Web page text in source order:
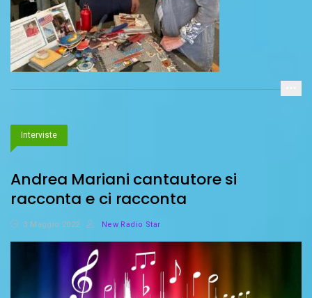
Interviste
Andrea Mariani cantautore si
racconta e ci racconta
3 Maggio 2022 New Radio Star